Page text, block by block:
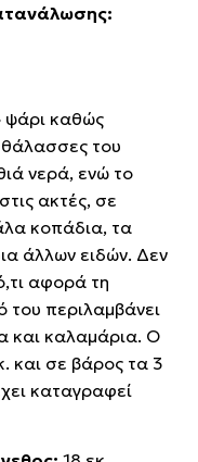
ψάρι καθώς
θάλασσες του
νερά, ενώ το
ακτές, σε
κοπάδια, τα
άλλων ειδών. Δεν
αφορά τη
του περιλαμβάνει
και καλαμάρια. Ο
και σε βάρος τα 3
καταγραφεί